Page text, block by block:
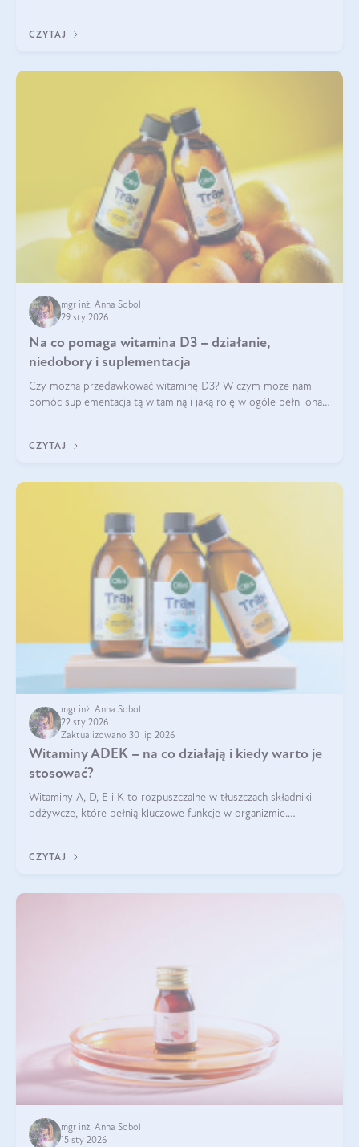
wyjaśnimy.
CZYTAJ
mgr inż. Anna Sobol
29 sty 2026
Na co pomaga witamina D3 – działanie,
niedobory i suplementacja
Czy można przedawkować witaminę D3? W czym może nam
pomóc suplementacja tą witaminą i jaką rolę w ogóle pełni ona
robić?
CZYTAJ
mgr inż. Anna Sobol
22 sty 2026
Zaktualizowano 30 lip 2026
Witaminy ADEK – na co działają i kiedy warto je
stosować?
Witaminy A, D, E i K to rozpuszczalne w tłuszczach składniki
odżywcze, które pełnią kluczowe funkcje w organizmie.
CZYTAJ
mgr inż. Anna Sobol
15 sty 2026